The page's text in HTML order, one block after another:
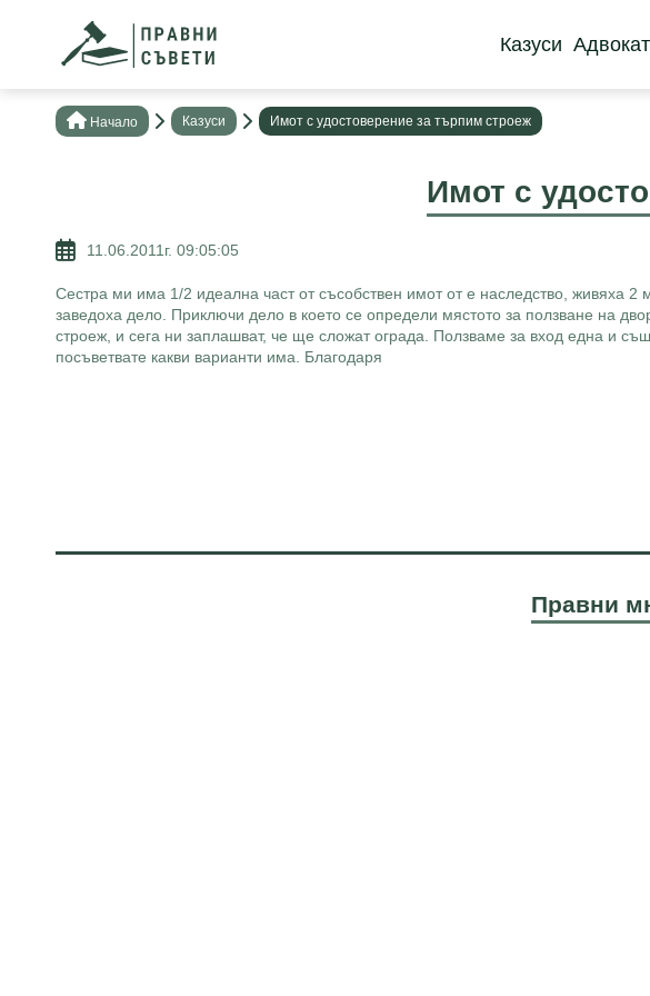
Казуси
Нaчало Казуси Имот с удостоверение за търпим строеж
Имот с
11.06.2011г. 09:05:05
Сестра ми има 1/2 идеална част от съсобствен имот от е наследство, живяха
заведоха дело. Приключи дело в което се определи мястото за ползване на
строеж, и сега ни заплашват, че ще сложат ограда. Ползваме за вход една и
посъветвате какви варианти има. Благодаря
Правни